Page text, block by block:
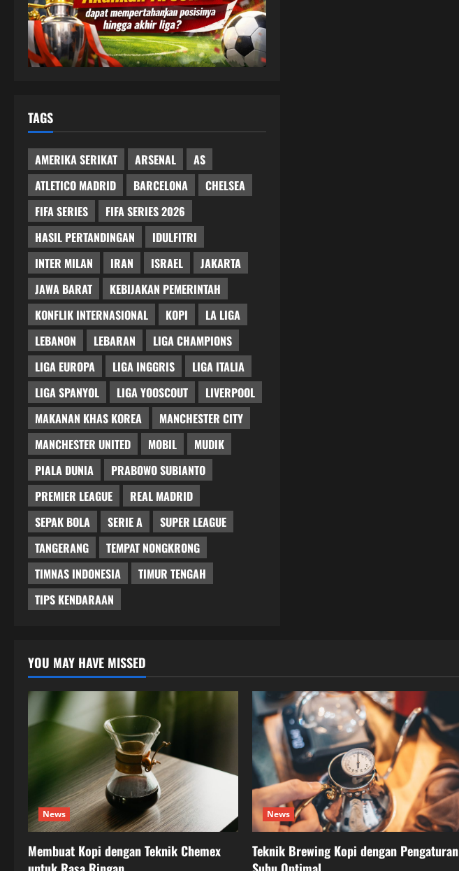
TAGS
AMERIKA SERIKAT ARSENAL
AS
ATLETICO MADRID
BARCELONA
CHELSEA
FIFA SERIES
FIFA SERIES 2026
HASIL PERTANDINGAN
IDULFITRI
INTER MILAN
IRAN ISRAEL
JAKARTA
JAWA BARAT
KEBIJAKAN PEMERINTAH
KONFLIK INTERNASIONAL
KOPI
LA LIGA
LEBANON
LEBARAN
LIGA CHAMPIONS
LIGA EUROPA
LIGA INGGRIS
LIGA ITALIA
LIGA SPANYOL
LIGA YOOSCOUT
LIVERPOOL
MAKANAN KHAS KOREA
MANCHESTER CITY
MANCHESTER UNITED
MOBIL
MUDIK
PIALA DUNIA
PRABOWO SUBIANTO
PREMIER LEAGUE
REAL MADRID
SEPAK BOLA
SERIE A
SUPER LEAGUE
TANGERANG
TEMPAT NONGKRONG
TIMNAS INDONESIA
TIMUR TENGAH
TIPS KENDARAAN
YOU MAY HAVE MISSED
News
Membuat Kopi dengan Teknik Chemex
News
Teknik Brewing Kopi dengan Pengaturan